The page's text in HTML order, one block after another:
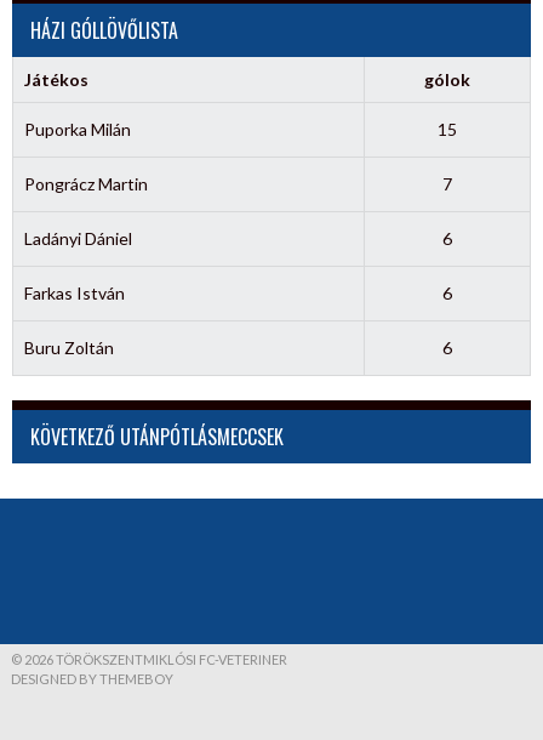
HÁZI GÓLLÖVŐLISTA
Játékos gólok
Puporka Milán 15
Pongrácz Martin 7
Ladányi Dániel 6
Farkas István 6
Buru Zoltán 6
KÖVETKEZŐ UTÁNPÓTLÁSMECCSEK
© 2026 TÖRÖKSZENTMIKLÓSI FC-VETERINER
DESIGNED BY THEMEBOY